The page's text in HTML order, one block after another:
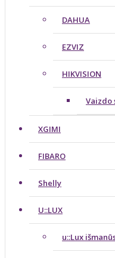
DAHUA
EZVIZ
HIKVISION
Vaizdo
XGIMI
FIBARO
Shelly
U::LUX
u::Lux